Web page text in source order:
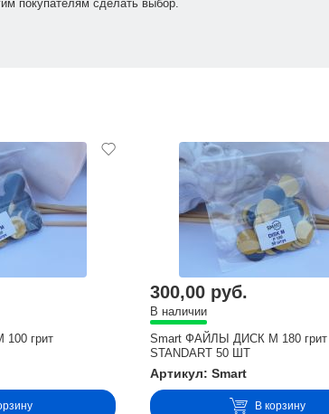
покупателям сделать выбор.
грит
300,00 руб.
В наличии
Smart ФАЙЛЫ ДИСК М 180 грит
STANDART 50 ШТ
Артикул: Smart
В корзину